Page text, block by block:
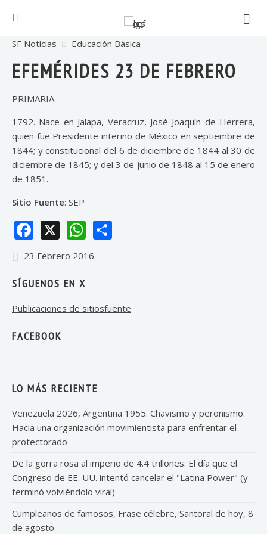
SF Noticias Educación Básica
EFEMÉRIDES 23 DE FEBRERO
PRIMARIA
1792. Nace en Jalapa, Veracruz, José Joaquín de Herrera,
quien fue Presidente interino de México en septiembre de
1844; y constitucional del 6 de diciembre de 1844 al 30 de
diciembre de 1845; y del 3 de junio de 1848 al 15 de enero
de 1851.
Sitio Fuente: SEP
Facebook
X WhatsApp
23 Febrero 2016
SÍGUENOS EN X
Publicaciones de sitiosfuente
FACEBOOK
LO MÁS RECIENTE
Venezuela 2026, Argentina 1955. Chavismo y peronismo.
Hacia una organización movimientista para enfrentar el
protectorado
De la gorra rosa al imperio de 4.4 trillones: El día que el
Congreso de EE. UU. intentó cancelar el "Latina Power" (y
terminó volviéndolo viral)
Cumpleaños de famosos, Frase célebre, Santoral de hoy, 8
de agosto